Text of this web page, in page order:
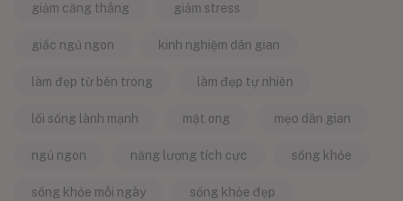
giảm căng thẳng giảm stress
giấc ngủ ngon kinh nghiệm dân gian
làm đẹp từ bên trong làm đẹp tự nhiên
lối sống lành mạnh mật ong mẹo dân gian
ngủ ngon năng lượng tích cực sống khỏe
sống khỏe mỗi ngày sống khỏe đẹp